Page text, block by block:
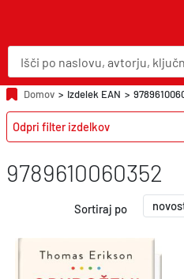
P
o
d
u
c
t
s
r
c
Domov > Izdelek EAN >
9789610060352
Sortiraj po
Odpri filter izdelkov